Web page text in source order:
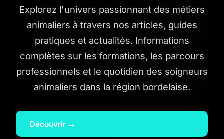
Explorez l'univers passionnant des métiers
animaliers à travers nos articles, guides
pratiques et actualités. Informations
complètes sur les formations, les parcours
professionnels et le quotidien des soigneurs
animaliers dans la région bordelaise.
Découvrir →